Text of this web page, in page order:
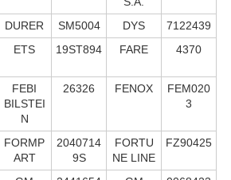
DURER SM5004 DYS
7122439
ETS 19ST894 FARE 4370
FEBI
BILSTEI
N
26326 FENOX
FEM020
3
FORMP
ART
2040714
9S
FORTU
NE LINE
FZ90425